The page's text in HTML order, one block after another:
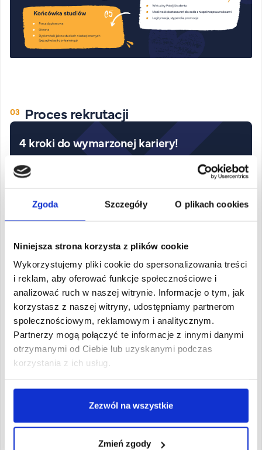
Zgoda Szczegóły O plikach cookies
Niniejsza strona korzysta z plików cookie
Wykorzystujemy pliki cookie do spersonalizowania treści
i reklam, aby oferować funkcje społecznościowe i
analizować ruch w naszej witrynie. Informacje o tym, jak
korzystasz z naszej witryny, udostępniamy partnerom
społecznościowym, reklamowym i analitycznym.
Partnerzy mogą połączyć te informacje z innymi danymi
otrzymanymi od Ciebie lub uzyskanymi podczas
korzystania z ich usług.
Zezwól na wszystkie
Zmień zgody
Proces rekrutacji
4 kroki do wymarzonej kariery!
Wybierz kierunek
Zarejestruj się
Zarejestruj się
rekrutacyjnej
Dostarcz dokumenty do biura